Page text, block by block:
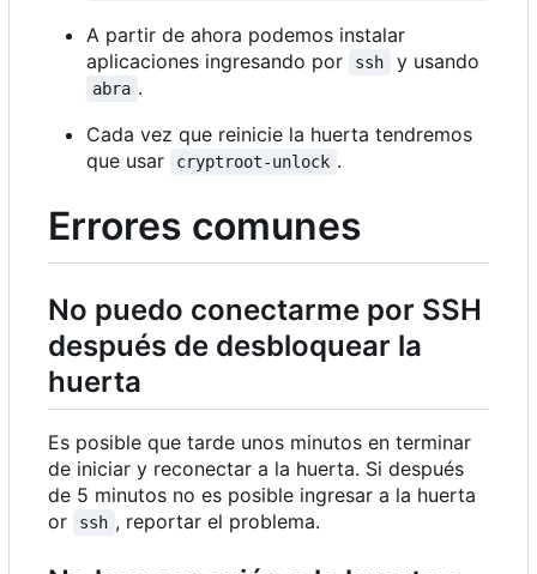
A partir de ahora podemos instalar
aplicaciones ingresando por
ssh y usando
abra .
Cada vez que reinicie la huerta tendremos
que usar
cryptroot-unlock .
Errores comunes
No puedo conectarme por SSH
después de desbloquear la
huerta
Es posible que tarde unos minutos en terminar
de iniciar y reconectar a la huerta. Si después
de 5 minutos no es posible ingresar a la huerta
or
ssh , reportar el problema.